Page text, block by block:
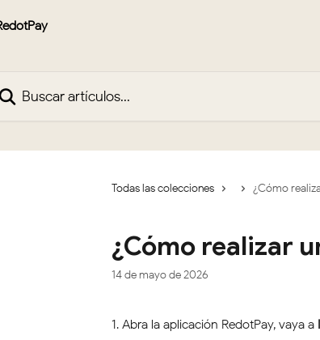
Todas las colecciones ¿Cómo
¿Cómo realizar
14 de mayo de 2026
1. Abra la aplicación RedotPay, vaya a